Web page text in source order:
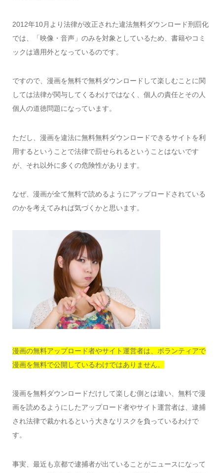
2012年10月より法律が改正された違法無料ダウンロード刑罰化
では、「映像・音声」のみを対象としているため、書籍やコミ
ックは適用外となっているのです。
ですので、漫画を無料で無料ダウンロードして楽しむことに関
しては法律が関与してくるわけではなく、個人の責任とその人
個人の道徳問題になっています。
ただし、漫画を違法に無料無料ダウンロードできるサイトを利
用するということで法律で罰せられるということはないです
が、それ以外に多くの危険性があります。
なぜ、漫画が全て無料で読めるようにアップロードされている
のかを考えてみれば気づくかと思います。
漫画の無料アップロード者やサイト運営者は、ボランティアで
漫画を無料で公開しているわけではありません。
漫画を無料ダウンロードだけして楽しむ側とは違い、無料で漫
画を読めるようにしたアップロード者やサイト運営者は、逮捕
され法律で裁かれるという大きなリスクを負っているわけで
す。
事実、最近も京都で逮捕者が出ていることがニュースになって